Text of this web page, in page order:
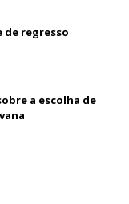
de regresso
a escolha de